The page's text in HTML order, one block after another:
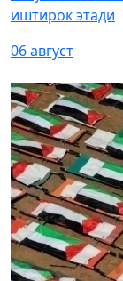
иштирок этади
06 август